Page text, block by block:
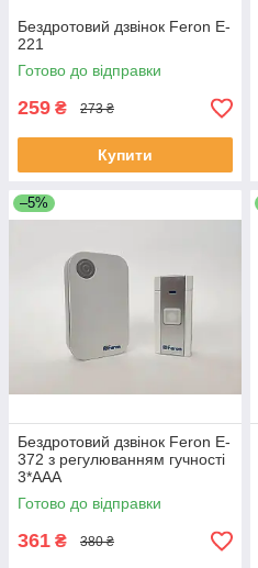
Бездротовий дзвінок Feron E-
221
Готово до відправки
259 ₴ 273 ₴
Купити
–5%
Бездротовий дзвінок Feron E-
372 з регулюванням гучності
3*ААА
Готово до відправки
361 ₴ 380 ₴